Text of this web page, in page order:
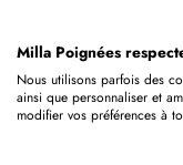
Copyright © 2026
Milla Poignées
Nous utilisons parfois des
ainsi que personnaliser et
modifier vos préférences à